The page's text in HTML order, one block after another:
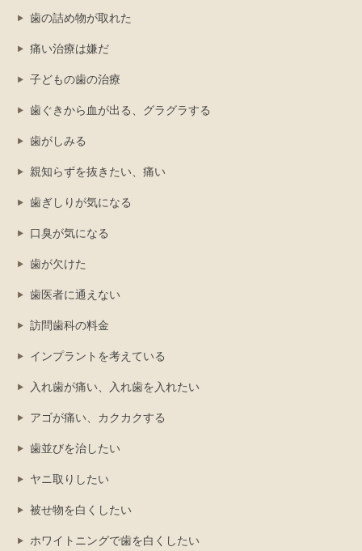
歯の詰め物が取れた
痛い治療は嫌だ
子どもの歯の治療
歯ぐきから血が出る、グラグラする
歯がしみる
親知らずを抜きたい、痛い
歯ぎしりが気になる
口臭が気になる
歯が欠けた
歯医者に通えない
訪問歯科の料金
インプラントを考えている
入れ歯が痛い、入れ歯を入れたい
アゴが痛い、カクカクする
歯並びを治したい
ヤニ取りしたい
被せ物を白くしたい
ホワイトニングで歯を白くしたい